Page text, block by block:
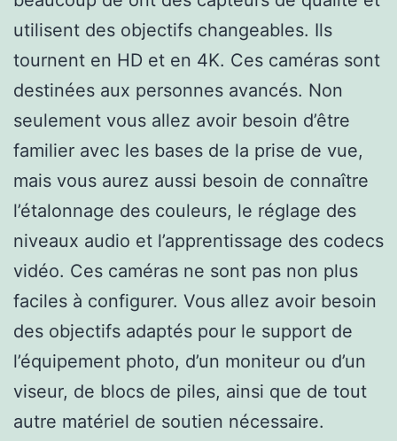
utilisent des objectifs changeables. Ils
tournent en HD et en 4K. Ces caméras sont
destinées aux personnes avancés. Non
seulement vous allez avoir besoin d’être
familier avec les bases de la prise de vue,
mais vous aurez aussi besoin de connaître
l’étalonnage des couleurs, le réglage des
niveaux audio et l’apprentissage des codecs
vidéo. Ces caméras ne sont pas non plus
faciles à configurer. Vous allez avoir besoin
des objectifs adaptés pour le support de
l’équipement photo, d’un moniteur ou d’un
viseur, de blocs de piles, ainsi que de tout
autre matériel de soutien nécessaire.